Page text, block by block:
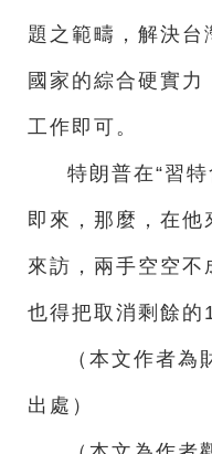
題之範疇，解決
國家的綜合硬實
工作即可。
特朗普在“習
即來，那麼，在
來訪，兩手空空
也得把取消剩餘的
（本文作者
出處）